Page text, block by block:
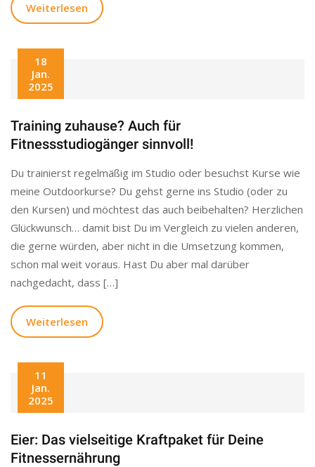
Weiterlesen
18
Jan.
2025
Training zuhause? Auch für
Fitnessstudiogänger sinnvoll!
Du trainierst regelmäßig im Studio oder besuchst Kurse wie
meine Outdoorkurse? Du gehst gerne ins Studio (oder zu
den Kursen) und möchtest das auch beibehalten? Herzlichen
Glückwunsch… damit bist Du im Vergleich zu vielen anderen,
die gerne würden, aber nicht in die Umsetzung kommen,
schon mal weit voraus. Hast Du aber mal darüber
nachgedacht, dass […]
Weiterlesen
11
Jan.
2025
Eier: Das vielseitige Kraftpaket für Deine
Fitnessernährung